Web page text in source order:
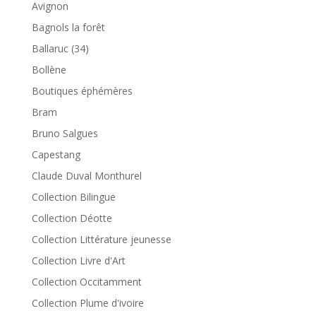
Avignon
Bagnols la forêt
Ballaruc (34)
Bollène
Boutiques éphémères
Bram
Bruno Salgues
Capestang
Claude Duval Monthurel
Collection Bilingue
Collection Déotte
Collection Littérature jeunesse
Collection Livre d'Art
Collection Occitamment
Collection Plume d'ivoire